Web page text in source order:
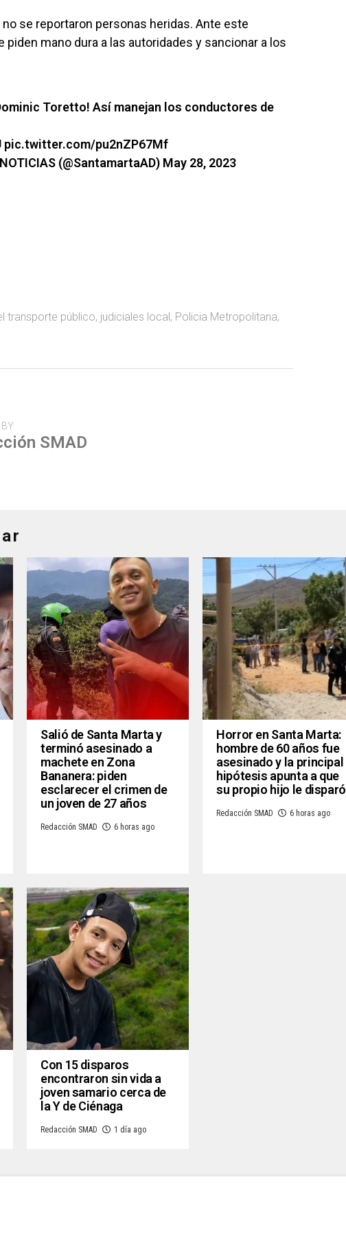
se reportaron personas heridas. Ante este
piden mano dura a las autoridades y sancionar a los
Toretto! Así manejan los conductores de
pic.twitter.com/pu2nZP67Mf
(@SantamartaAD) May 28, 2023
transporte público, judiciales local, Policia Metropolitana,
SMAD
Salió de Santa Marta y
terminó asesinado a
machete en Zona
Bananera: piden
esclarecer el crimen de
un joven de 27 años
Redacción SMAD 6 horas ago
Horror en Santa Marta:
hombre de 60 años fue
asesinado y la principal
hipótesis apunta a que
su propio hijo le disparó
Redacción SMAD 6 horas ago
Con 15 disparos
encontraron sin vida a
joven samario cerca de
la Y de Ciénaga
Redacción SMAD 1 día ago